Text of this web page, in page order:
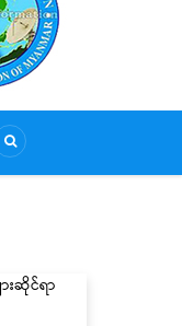
းဆိုင်ရာ